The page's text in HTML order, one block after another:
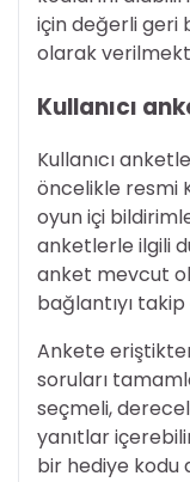
için değerli geri
olarak
Kullanıcı
Kullanıcı
öncelikle resmi
oyun içi
anketlerle ilgili
anket mevcut
bağlantıyı
Ankete
soruları
seçmeli,
yanıtlar
bir hediye kodu